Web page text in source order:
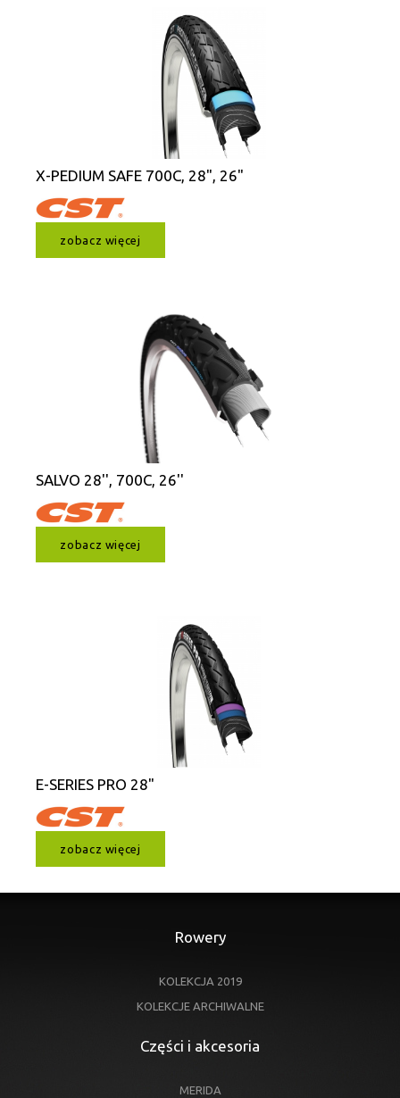
X-PEDIUM SAFE 700C, 28", 26"
zobacz więcej
SALVO 28'', 700C, 26''
zobacz więcej
E-SERIES PRO 28"
zobacz więcej
Rowery
KOLEKCJA 2019
KOLEKCJE ARCHIWALNE
Części i akcesoria
MERIDA